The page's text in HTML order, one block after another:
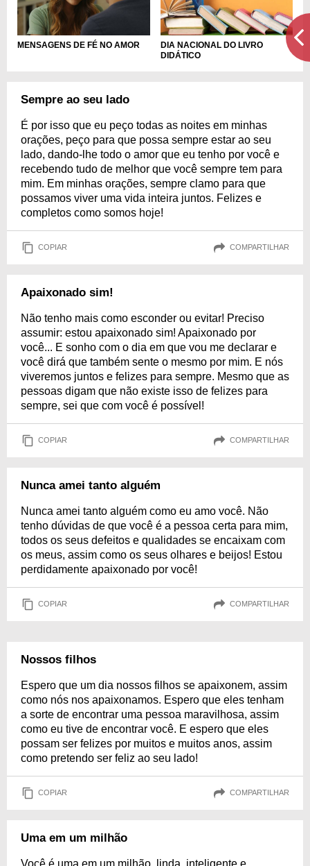
MENSAGENS DE FÉ NO AMOR
DIA NACIONAL DO LIVRO
DIDÁTICO
Sempre ao seu lado
É por isso que eu peço todas as noites em minhas
orações, peço para que possa sempre estar ao seu
lado, dando-lhe todo o amor que eu tenho por você e
recebendo tudo de melhor que você sempre tem para
mim. Em minhas orações, sempre clamo para que
possamos viver uma vida inteira juntos. Felizes e
completos como somos hoje!
COPIAR COMPARTILHAR
Apaixonado sim!
Não tenho mais como esconder ou evitar! Preciso
assumir: estou apaixonado sim! Apaixonado por
você... E sonho com o dia em que vou me declarar e
você dirá que também sente o mesmo por mim. E nós
viveremos juntos e felizes para sempre. Mesmo que as
pessoas digam que não existe isso de felizes para
sempre, sei que com você é possível!
COPIAR COMPARTILHAR
Nunca amei tanto alguém
Nunca amei tanto alguém como eu amo você. Não
tenho dúvidas de que você é a pessoa certa para mim,
todos os seus defeitos e qualidades se encaixam com
os meus, assim como os seus olhares e beijos! Estou
perdidamente apaixonado por você!
COPIAR COMPARTILHAR
Nossos filhos
Espero que um dia nossos filhos se apaixonem, assim
como nós nos apaixonamos. Espero que eles tenham
a sorte de encontrar uma pessoa maravilhosa, assim
como eu tive de encontrar você. E espero que eles
possam ser felizes por muitos e muitos anos, assim
como pretendo ser feliz ao seu lado!
COPIAR COMPARTILHAR
Uma em um milhão
Você é uma em um milhão, linda, inteligente e